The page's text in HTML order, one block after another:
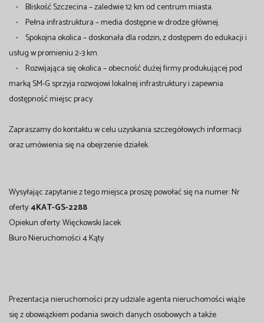
• Bliskość Szczecina – zaledwie 12 km od centrum miasta.
• Pełna infrastruktura – media dostępne w drodze głównej.
• Spokojna okolica – doskonała dla rodzin, z dostępem do edukacji i
usług w promieniu 2-3 km.
• Rozwijająca się okolica – obecność dużej firmy produkującej pod
marką SM-G sprzyja rozwojowi lokalnej infrastruktury i zapewnia
dostępność miejsc pracy.
Zapraszamy do kontaktu w celu uzyskania szczegółowych informacji
oraz umówienia się na obejrzenie działek.
Wysyłając zapytanie z tego miejsca proszę powołać się na numer: Nr
oferty:4KAT-GS-2288
Opiekun oferty: Więckowski Jacek
Biuro Nieruchomości 4 Kąty
Prezentacja nieruchomości przy udziale agenta nieruchomości wiąże
się z obowiązkiem podania swoich danych osobowych a także